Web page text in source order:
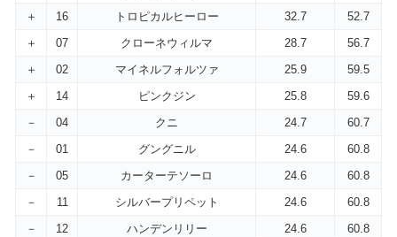
＋
16 トロピカルヒーロー 32.7
52.7
＋
07 クローネウィルマ 28.7
56.7
＋
02 マイネルフォルツァ 25.9
59.5
＋
14 ピンクジン 25.8
59.6
－
04 クニ 24.7
60.7
－
01 グングニル 24.6
60.8
－
05 カーターテソーロ 24.6
60.8
－
11 シルバープリペット 24.6
60.8
－
12 ハンデンリリー 24.6 60.8